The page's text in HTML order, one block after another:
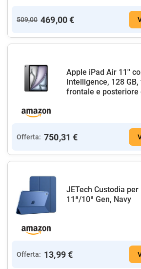
509,00 469,00 €
Apple iPad Air 11''
Intelligence, 128
frontale e posteriore
Offerta: 750,31 €
JETech Custodia
11ª/10ª Gen, Navy
Offerta: 13,99 €